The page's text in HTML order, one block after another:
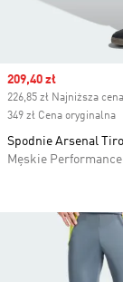
Sale price
209,40 zł
226,85 zł Najniższa cena
349 zł Cena oryginalna
Spodnie Arsenal
Męskie Performance